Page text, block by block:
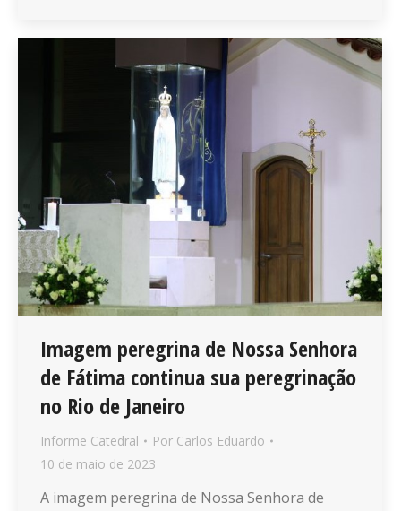
Imagem peregrina de Nossa Senhora
de Fátima continua sua peregrinação
no Rio de Janeiro
Informe Catedral Por Carlos Eduardo
10 de maio de 2023
A imagem peregrina de Nossa Senhora de